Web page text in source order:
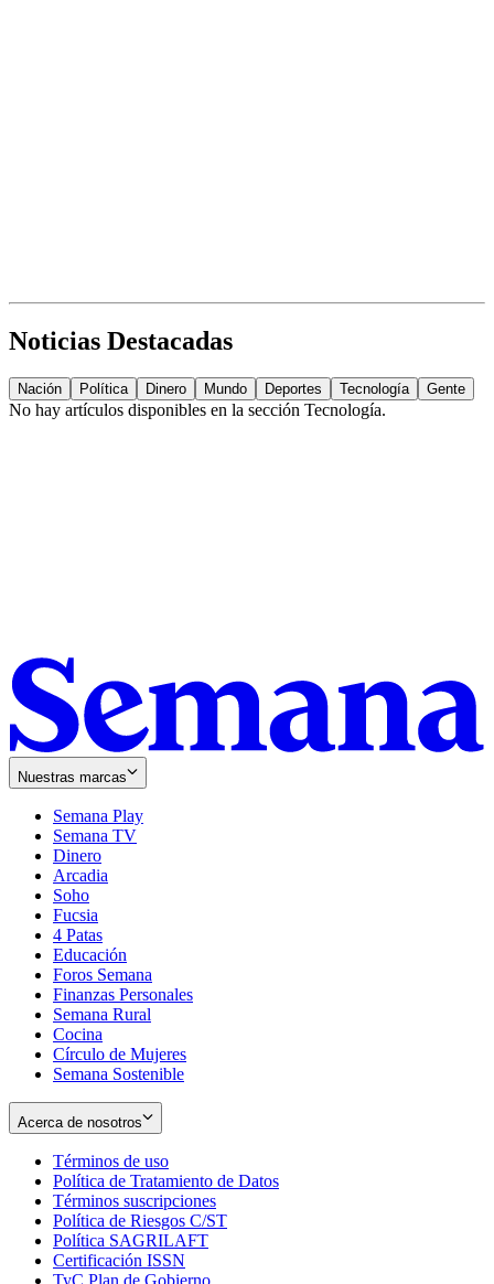
Noticias Destacadas
Nación Política Dinero Mundo Deportes Tecnología Gente
No hay artículos disponibles en la sección Tecnología.
Nuestras marcas
Semana Play
Semana TV
Dinero
Arcadia
Soho
in
new
window
Fucsia
in
new
window
4 Patas
Educación
Foros Semana
Finanzas Personales
Semana Rural
Cocina
Círculo de Mujeres
Semana Sostenible
Acerca de nosotros
Términos de uso
in
new
window
Política de Tratamiento de Datos
Términos suscripciones
in
Política de Riesgos C/ST
Política SAGRILAFT
new
Certificación ISSN
in
TyC Plan de Gobierno